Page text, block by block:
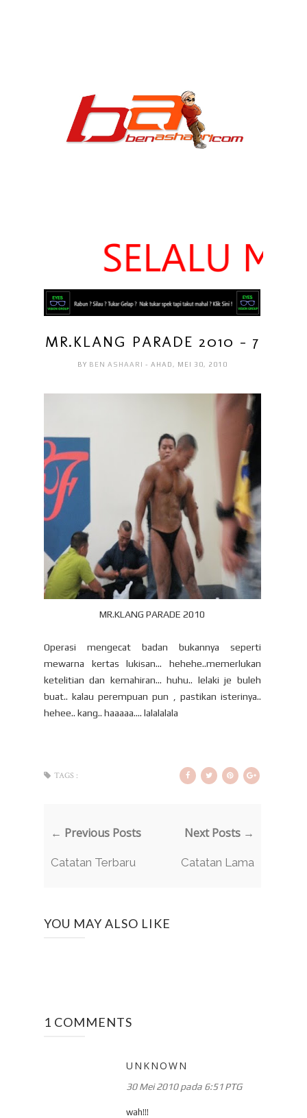
MR.KLANG PARADE 2010 - 7
BY BEN ASHAARI - AHAD, MEI 30, 2010
MR.KLANG PARADE 2010
Operasi mengecat badan bukannya seperti
mewarna kertas lukisan... hehehe..memerlukan
ketelitian dan kemahiran... huhu.. lelaki je buleh
buat.. kalau perempuan pun , pastikan isterinya..
hehee.. kang.. haaaaa.... lalalalala
TAGS :
← Previous Posts
Catatan Terbaru
Next Posts →
Catatan Lama
YOU MAY ALSO LIKE
1 COMMENTS
UNKNOWN
30 Mei 2010 pada 6:51 PTG
wah!!!